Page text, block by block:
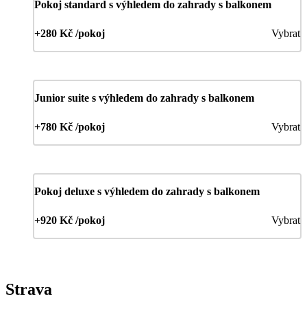
Pokoj standard s výhledem do zahrady s balkonem
+280 Kč /pokoj Vybrat
Junior suite s výhledem do zahrady s balkonem
+780 Kč /pokoj Vybrat
Pokoj deluxe s výhledem do zahrady s balkonem
+920 Kč /pokoj Vybrat
Strava